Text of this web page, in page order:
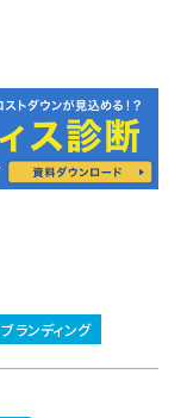
ブランディング